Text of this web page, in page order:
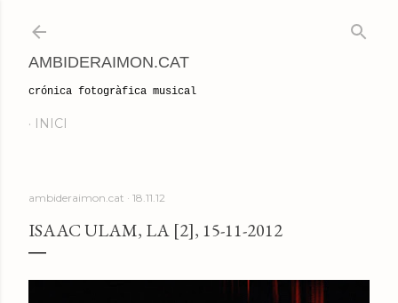
AMBIDERAIMON.CAT
crónica fotogràfica musical
INICI
ambideraimon.cat 18.11.12
ISAAC ULAM, LA [2], 15-11-2012